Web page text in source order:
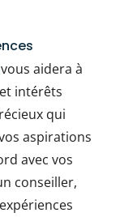
vous aidera à
intérêts
qui
aspirations
avec vos
conseiller,